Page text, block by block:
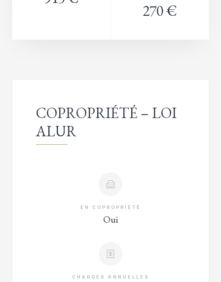
270 €
COPROPRIÉTÉ – LOI
ALUR
EN COPROPRIÉTÉ
Oui
CHARGES ANNUELLES